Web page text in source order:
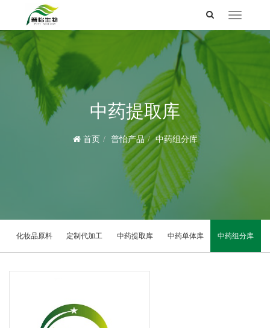
Toggle
中药提取库
首页 普怡产品 中药组分库
化妆品原料 定制代加工 中药提取库 中药单体库 中药组分库